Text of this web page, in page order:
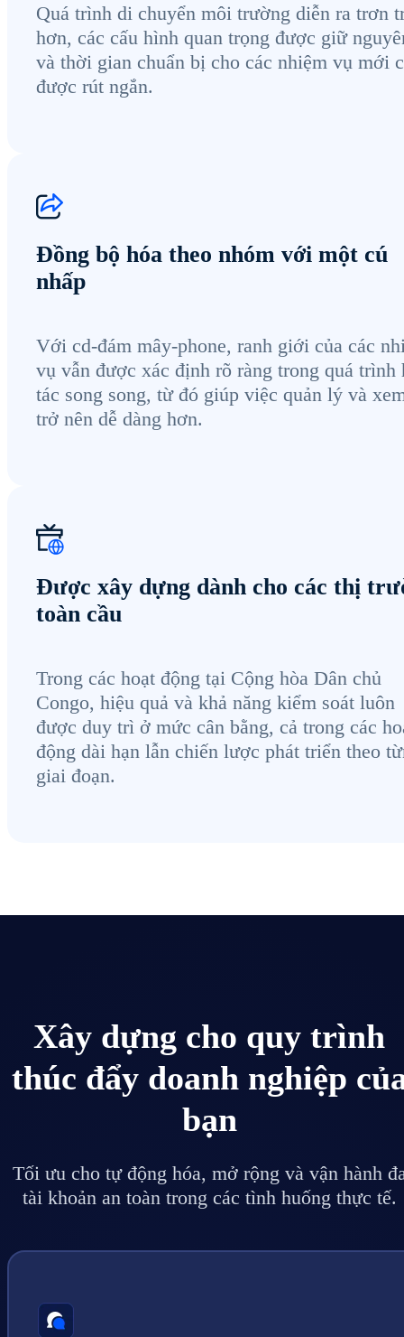
Quá trình di chuyển môi trường diễn ra trơn
hơn, các cấu hình quan trọng được giữ
và thời gian chuẩn bị cho các nhiệm vụ mới
được rút ngắn.
Đồng bộ hóa theo nhóm với một cú
nhấp
Với cd-đám mây-phone, ranh giới của các
vụ vẫn được xác định rõ ràng trong quá trình
tác song song, từ đó giúp việc quản lý và
trở nên dễ dàng hơn.
Được xây dựng dành cho các thị
toàn cầu
Trong các hoạt động tại Cộng hòa Dân chủ
Congo, hiệu quả và khả năng kiểm soát luôn
được duy trì ở mức cân bằng, cả trong các
động dài hạn lẫn chiến lược phát triển theo
giai đoạn.
Xây dựng cho quy trình
thúc đẩy doanh nghiệp
bạn
Tối ưu cho tự động hóa, mở rộng và vận hành
tài khoản an toàn trong các tình huống thực tế.